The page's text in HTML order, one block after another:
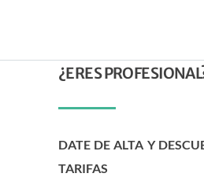
¿ERES
DATE DE ALTA Y
TARIFAS